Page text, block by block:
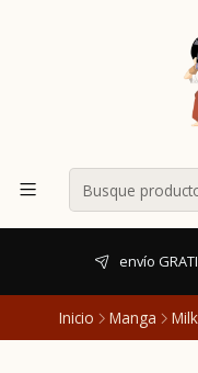
envío
Inicio Manga